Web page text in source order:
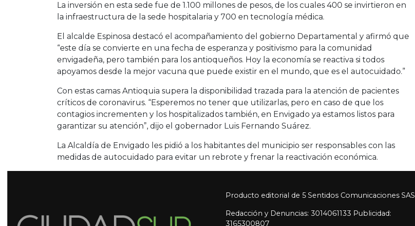
La inversión en esta sede fue de 1.100 millones de pesos, de los cuales 400 se invirtieron en
la infraestructura de la sede hospitalaria y 700 en tecnología médica.
El alcalde Espinosa destacó el acompañamiento del gobierno Departamental y afirmó que
“este día se convierte en una fecha de esperanza y positivismo para la comunidad
envigadeña, pero también para los antioqueños. Hoy la economía se reactiva si todos
apoyamos desde la mejor vacuna que puede existir en el mundo, que es el autocuidado.”
Con estas camas Antioquia supera la disponibilidad trazada para la atención de pacientes
críticos de coronavirus. “Esperemos no tener que utilizarlas, pero en caso de que los
contagios incrementen y los hospitalizados también, en Envigado ya estamos listos para
garantizar su atención”, dijo el gobernador Luis Fernando Suárez.
La Alcaldía de Envigado les pidió a los habitantes del municipio ser responsables con las
medidas de autocuidado para evitar un rebrote y frenar la reactivación económica.
Producto editorial de 5 Sentidos Comunicaciones SAS
Redacción y Denuncias: 3014061133 Publicidad:
3165300807